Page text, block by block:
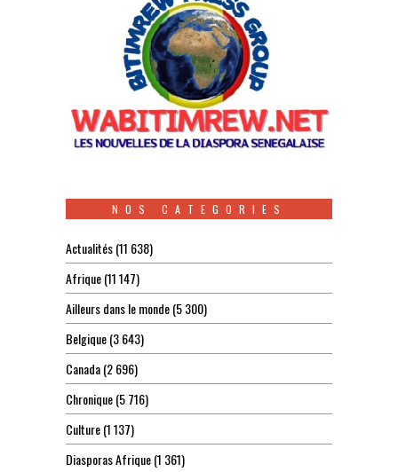
NOS CATEGORIES
Actualités(11 638)
Afrique(11 147)
Ailleurs dans le monde(5 300)
Belgique(3 643)
Canada(2 696)
Chronique(5 716)
Culture(1 137)
Diasporas Afrique(1 361)